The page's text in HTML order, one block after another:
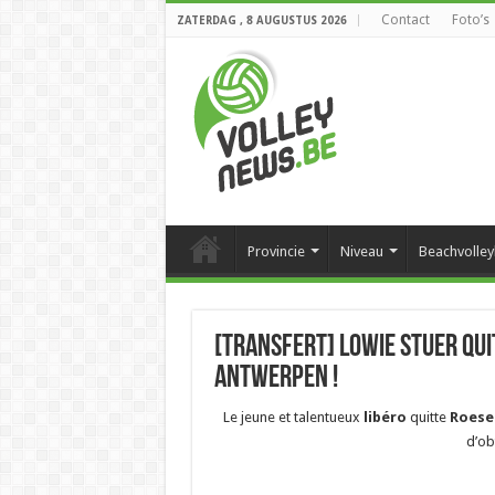
ZATERDAG , 8 AUGUSTUS 2026 Contact Foto’s
Provincie Niveau
[Transfert] Lowie Stuer
Antwerpen !
Le jeune et talentueux libéro quitte